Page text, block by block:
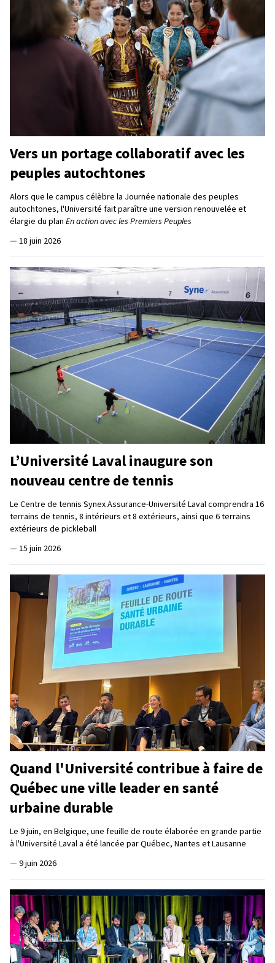
Vers un portage collaboratif avec les
peuples autochtones
Alors que le campus célèbre la Journée nationale des peuples
autochtones, l'Université fait paraître une version renouvelée et
élargie du plan En action avec les Premiers Peuples
— 18 juin 2026
L’Université Laval inaugure son
nouveau centre de tennis
Le Centre de tennis Synex Assurance-Université Laval comprendra 16
terrains de tennis, 8 intérieurs et 8 extérieurs, ainsi que 6 terrains
extérieurs de pickleball
— 15 juin 2026
Quand l'Université contribue à faire de
Québec une ville leader en santé
urbaine durable
Le 9 juin, en Belgique, une feuille de route élaborée en grande partie
à l'Université Laval a été lancée par Québec, Nantes et Lausanne
— 9 juin 2026